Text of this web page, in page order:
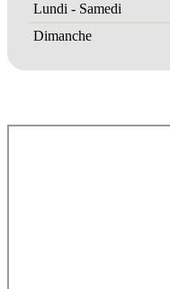
Lundi - Samedi
Dimanche